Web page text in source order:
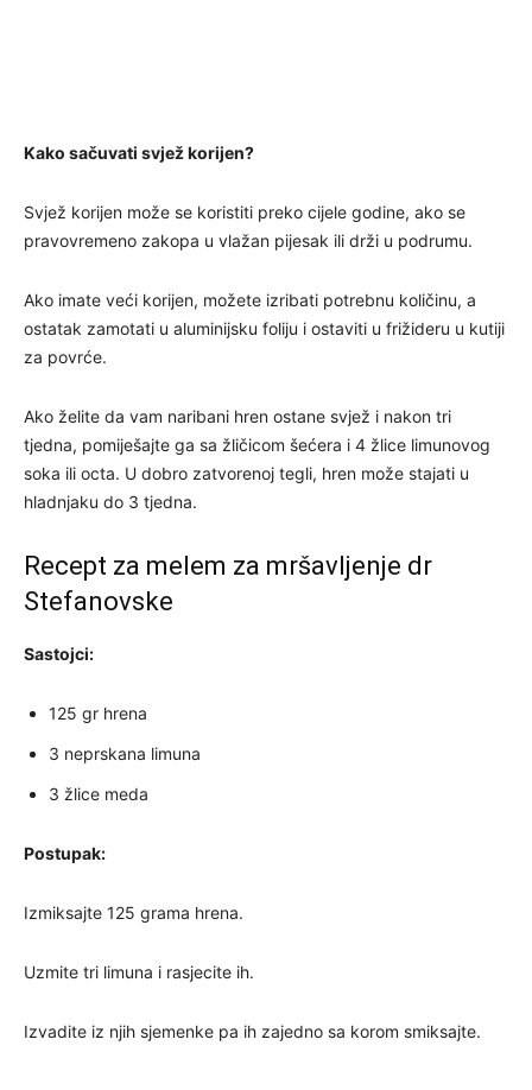
Kako sačuvati svjež korijen?
Svjež korijen može se koristiti preko cijele godine, ako se
pravovremeno zakopa u vlažan pijesak ili drži u podrumu.
Ako imate veći korijen, možete izribati potrebnu količinu, a
ostatak zamotati u aluminijsku foliju i ostaviti u frižideru u kutiji
za povrće.
Ako želite da vam naribani hren ostane svjež i nakon tri
tjedna, pomiješajte ga sa žličicom šećera i 4 žlice limunovog
soka ili octa. U dobro zatvorenoj tegli, hren može stajati u
hladnjaku do 3 tjedna.
Recept za melem za mršavljenje dr
Stefanovske
Sastojci:
125 gr hrena
3 neprskana limuna
3 žlice meda
Postupak:
Izmiksajte 125 grama hrena.
Uzmite tri limuna i rasjecite ih.
Izvadite iz njih sjemenke pa ih zajedno sa korom smiksajte.